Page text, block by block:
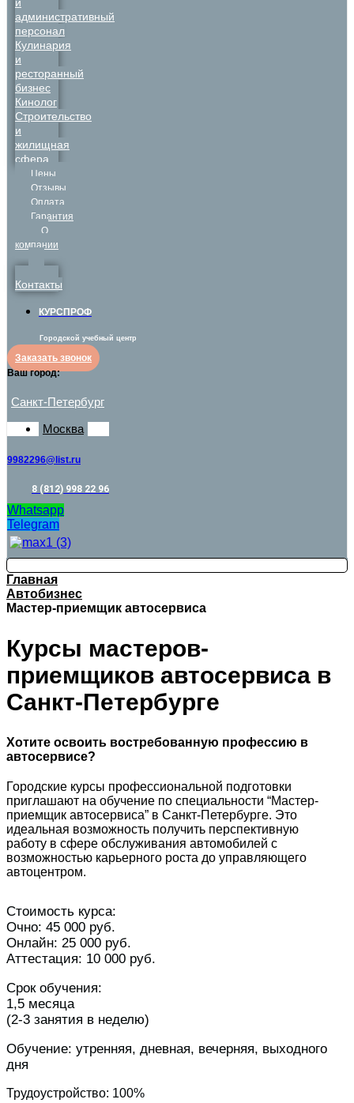
административный
персонал
Кулинария
и
ресторанный
бизнес
Кинолог
Строительство
и
жилищная
сфера
Цены
Отзывы
Оплата
Гарантия
О
компании
Контакты
КУРСПРОФ
Городской учебный центр
Заказать звонок
Ваш город:
Санкт-Петербург
Москва
9982296@list.ru
8 (812) 998 22 96
Whatsapp
Telegram
Главная
Автобизнес
Мастер-приемщик автосервиса
Курсы мастеров-
приемщиков автосервиса в
Санкт-Петербурге
Хотите освоить востребованную профессию в
автосервисе?
Городские курсы профессиональной подготовки
приглашают на обучение по специальности “Мастер-
приемщик автосервиса” в Санкт-Петербурге. Это
идеальная возможность получить перспективную
работу в сфере обслуживания автомобилей с
возможностью карьерного роста до управляющего
автоцентром.
Стоимость курса:
Очно: 45 000 руб.
Онлайн: 25 000 руб.
Аттестация: 10 000 руб.
Срок обучения:
1,5 месяца
(2-3 занятия в неделю)
Обучение: утренняя, дневная, вечерняя, выходного
дня
Трудоустройство: 100%